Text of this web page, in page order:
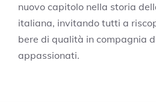
nuovo capitolo nella storia
italiana, invitando tutti a
bere di qualità in compagnia
appassionati.